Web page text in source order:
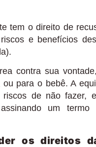
tem o direito de
e benefícios
contra sua
para o bebê. A
de não fazer,
um termo
os direitos